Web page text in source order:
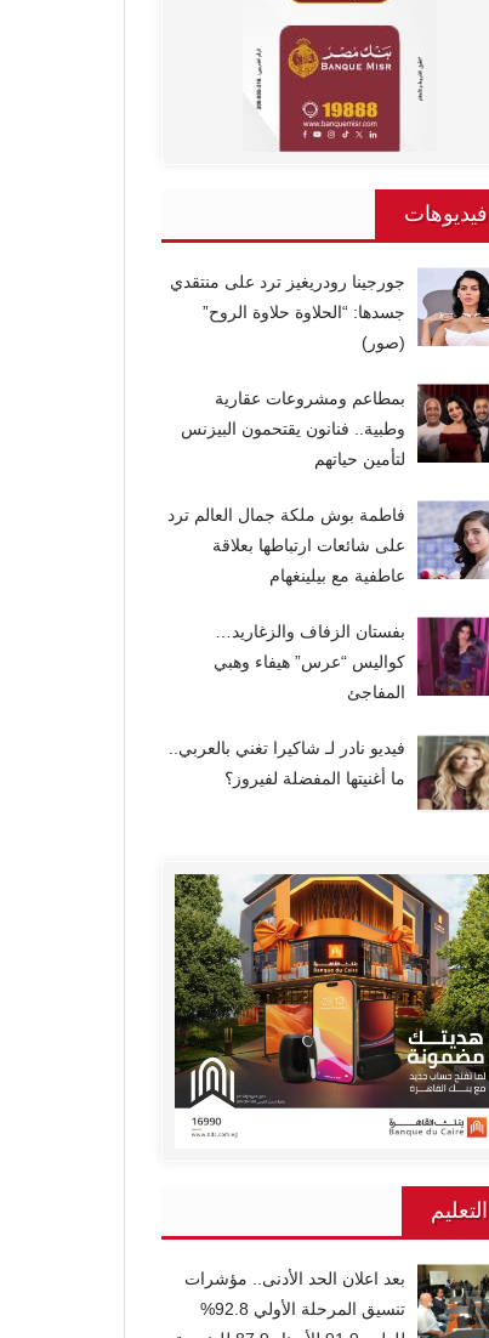
فيديوهات
جورجينا رودريغيز ترد على منتقدي
جسدها: “الحلاوة حلاوة الروح”
(صور)
بمطاعم ومشروعات عقارية
وطبية.. فنانون يقتحمون البيزنس
لتأمين حياتهم
فاطمة بوش ملكة جمال العالم ترد
على شائعات ارتباطها بعلاقة
عاطفية مع بيلينغهام
بفستان الزفاف والزغاريد…
كواليس “عرس” هيفاء وهبي
المفاجئ
فيديو نادر لـ شاكيرا تغني بالعربي..
ما أغنيتها المفضلة لفيروز؟
التعليم
بعد اعلان الحد الأدنى.. مؤشرات
تنسيق المرحلة الأولي 92.8%